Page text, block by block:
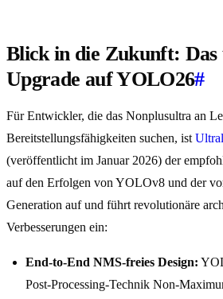
Blick in die Zukunft:
Upgrade auf YOLO26#
Für Entwickler, die das Nonplusultra an
Bereitstellungsfähigkeiten suchen, ist
(veröffentlicht im Januar 2026) der
auf den Erfolgen von YOLOv8 und der
Generation auf und führt revolutionäre
Verbesserungen ein:
End-to-End NMS-freies Design:
Post-Processing-Technik Non-